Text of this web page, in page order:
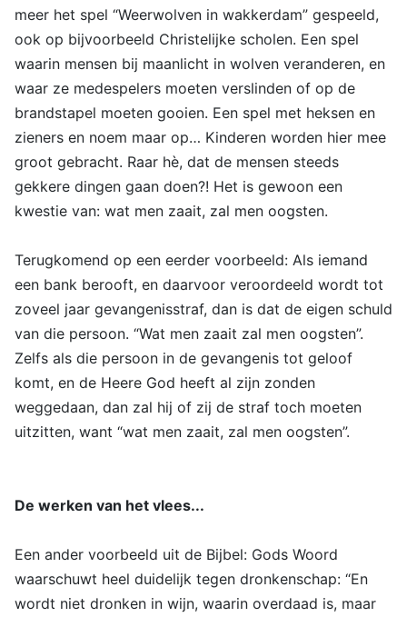
meer het spel “Weerwolven in wakkerdam” gespeeld,
ook op bijvoorbeeld Christelijke scholen. Een spel
waarin mensen bij maanlicht in wolven veranderen, en
waar ze medespelers moeten verslinden of op de
brandstapel moeten gooien. Een spel met heksen en
zieners en noem maar op… Kinderen worden hier mee
groot gebracht. Raar hè, dat de mensen steeds
gekkere dingen gaan doen?! Het is gewoon een
kwestie van: wat men zaait, zal men oogsten.
Terugkomend op een eerder voorbeeld: Als iemand
een bank berooft, en daarvoor veroordeeld wordt tot
zoveel jaar gevangenisstraf, dan is dat de eigen schuld
van die persoon. “Wat men zaait zal men oogsten”.
Zelfs als die persoon in de gevangenis tot geloof
komt, en de Heere God heeft al zijn zonden
weggedaan, dan zal hij of zij de straf toch moeten
uitzitten, want “wat men zaait, zal men oogsten”.
De werken van het vlees...
Een ander voorbeeld uit de Bijbel: Gods Woord
waarschuwt heel duidelijk tegen dronkenschap: “En
wordt niet dronken in wijn, waarin overdaad is, maar